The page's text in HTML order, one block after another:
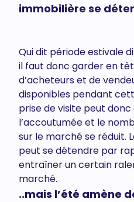
immobilière se
Qui dit période estivale
il faut donc garder en
d’acheteurs et de
disponibles pendant
prise de visite peut donc
l’accoutumée et le
sur le marché se réduit.
peut se détendre par
entraîner un certain
marché.
..mais l’été amène